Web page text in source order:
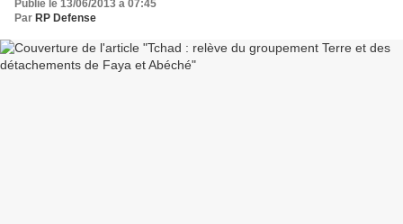
Publié le 13/06/2013 à 07:45
Par RP Defense